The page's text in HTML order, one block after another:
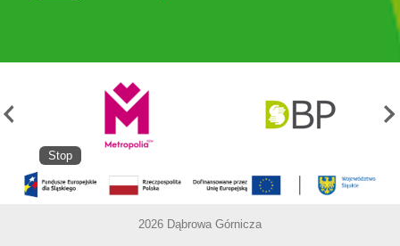
Stop
2026 Dąbrowa Górnicza